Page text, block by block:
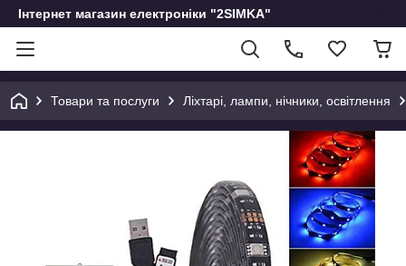
Інтернет магазин електроніки "2SIMKA"
Товари та послуги Ліхтарі, лампи, нічники, освітлення